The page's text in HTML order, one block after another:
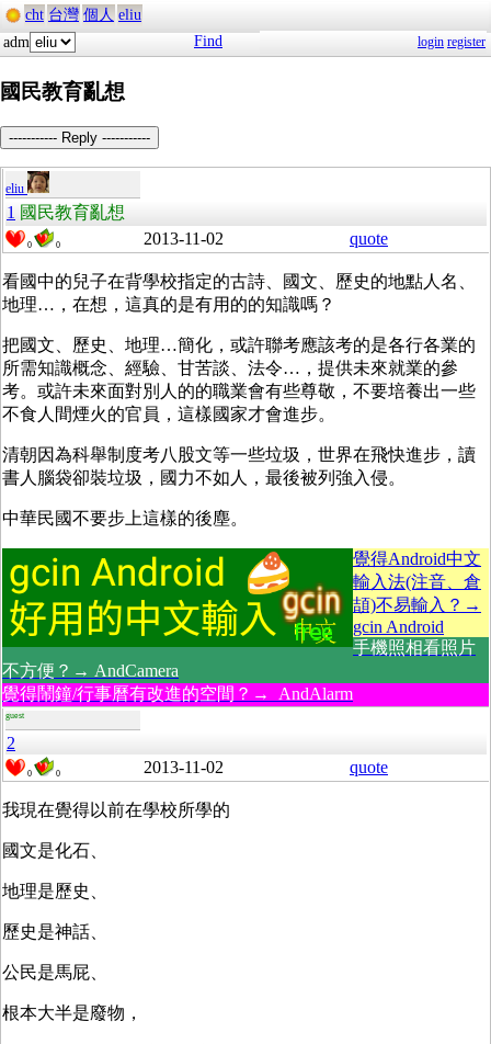
cht 台灣 個人 eliu
adm
Find login register
國民教育亂想
----------- Reply -----------
eliu
1 國民教育亂想
0 0 2013-11-02 quote
看國中的兒子在背學校指定的古詩、國文、歷史的地點人名、
地理…，在想，這真的是有用的的知識嗎？
把國文、歷史、地理…簡化，或許聯考應該考的是各行各業的
所需知識概念、經驗、甘苦談、法令…，提供未來就業的參
考。或許未來面對別人的的職業會有些尊敬，不要培養出一些
不食人間煙火的官員，這樣國家才會進步。
清朝因為科舉制度考八股文等一些垃圾，世界在飛快進步，讀
書人腦袋卻裝垃圾，國力不如人，最後被列強入侵。
中華民國不要步上這樣的後塵。
覺得Android中文
輸入法(注音、倉
頡)不易輸入？→
gcin Android
手機照相看照片
不方便？→ AndCamera
覺得鬧鐘/行事曆有改進的空間？→ AndAlarm
guest
2
0 0 2013-11-02 quote
我現在覺得以前在學校所學的
國文是化石、
地理是歷史、
歷史是神話、
公民是馬屁、
根本大半是廢物，